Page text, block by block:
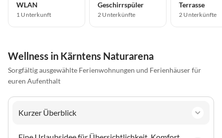
WLAN
1 Unterkunft
Geschirrspüler
2 Unterkünfte
Terrasse
2 Unterkünfte
Wellness in Kärntens Naturarena
Sorgfältig ausgewählte Ferienwohnungen und Ferienhäuser für
euren Aufenthalt
Kurzer Überblick